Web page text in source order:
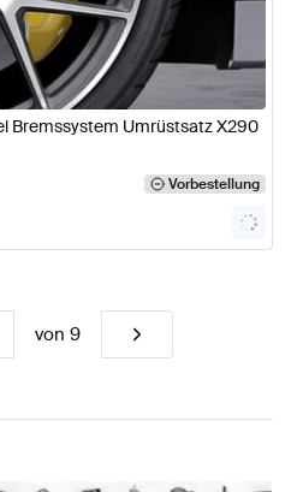
Bremssystem Umrüstsatz X290
Vorbestellung
von 9